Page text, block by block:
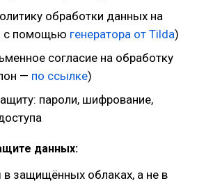
обработки данных на
с помощью генератора от Tilda)
согласие на обработку
— по ссылке)
пароли, шифрование,
данных:
в защищённых облаках, а не в